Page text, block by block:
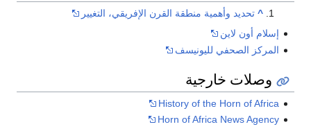
^ تحديد وأهمية منطقة القرن الإفريقي، التغيير
إسلام أون لاين
المركز الصحفي لليونيسف
وصلات خارجية
History of the Horn of Africa
Horn of Africa News Agency